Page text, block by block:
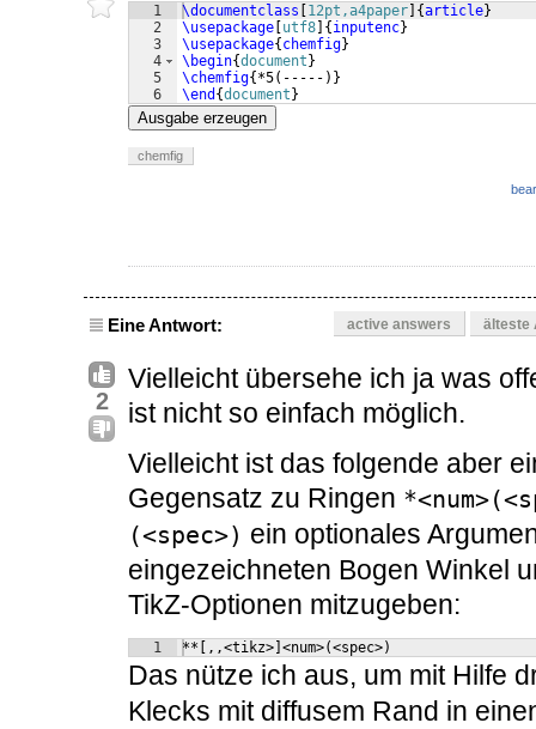
1
2
3
4
5
6
\documentclass [12pt,a4paper] {article}
\usepackage [utf8] {inputenc}
\usepackage{chemfig}
\begin{document}
\chemfig{*5( ----- )}
\end {document}
Ausgabe erzeugen
chemfig
Eine Antwort: active answers älteste
2
Vielleicht übersehe ich ja was
ist nicht so einfach möglich.
Vielleicht ist das folgende aber
Gegensatz zu Ringen
(<spec>) ein optionales
eingezeichneten Bogen Winkel
TikZ-Optionen mitzugeben:
1 **[,,<tikz>]<num>(<spec>)
Das nütze ich aus, um mit Hilfe
Klecks mit diffusem Rand in